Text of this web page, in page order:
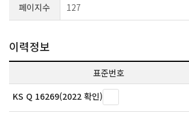
페이지수 127
이력정보
표준번호
KS Q 16269(2022 확인)